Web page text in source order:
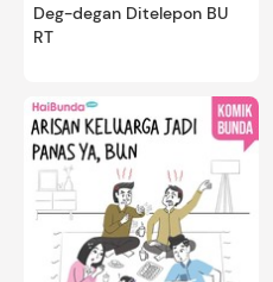
Deg-degan Ditelepon BU
RT